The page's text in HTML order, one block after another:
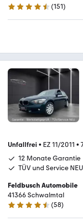
4.7 Sterne
(151)
Unfallfrei • EZ 11/2011 •
12 Monate Garantie
TÜV und Service NEU
Feldbusch Automobile
41366 Schwalmtal
4.5 Sterne
(58)